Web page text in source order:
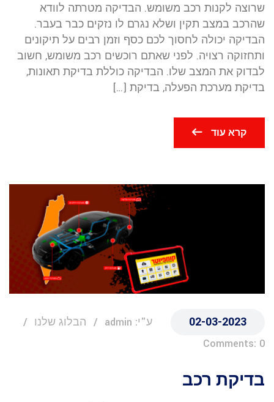
שרוצה לקנות רכב משומש. הבדיקה מטרתה לוודא
שהרכב במצב תקין ושלא נגרם לו נזקים כבר בעבר.
הבדיקה יכולה לחסוך לכם כסף וזמן רבים על תיקונים
ותחזוקה רצויה. לפני שאתם רוכשים רכב משומש, חשוב
לבדוק את המצב שלו. הבדיקה כוללת בדיקת תאונות,
בדיקת מערכת הפעלה, בדיקת […]
קרא עוד
02-03-2023 ע"י: admin
הבלוג שלנו
Comments: 0
בדיקת רכב